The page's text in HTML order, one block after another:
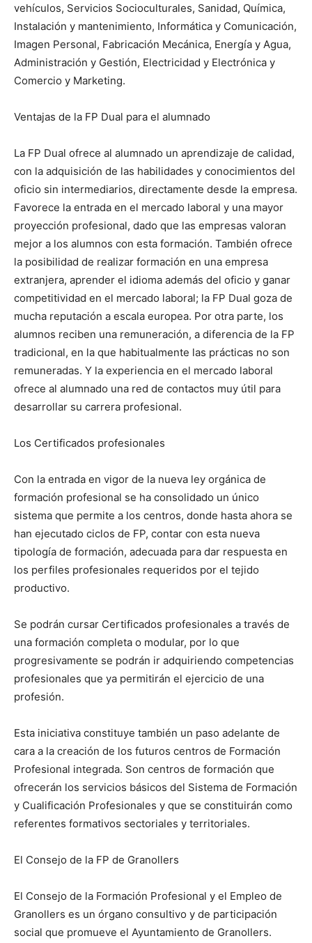
vehículos, Servicios Socioculturales, Sanidad, Química,
Instalación y mantenimiento, Informática y Comunicación,
Imagen Personal, Fabricación Mecánica, Energía y Agua,
Administración y Gestión, Electricidad y Electrónica y
Comercio y Marketing.
Ventajas de la FP Dual para el alumnado
La FP Dual ofrece al alumnado un aprendizaje de calidad,
con la adquisición de las habilidades y conocimientos del
oficio sin intermediarios, directamente desde la empresa.
Favorece la entrada en el mercado laboral y una mayor
proyección profesional, dado que las empresas valoran
mejor a los alumnos con esta formación. También ofrece
la posibilidad de realizar formación en una empresa
extranjera, aprender el idioma además del oficio y ganar
competitividad en el mercado laboral; la FP Dual goza de
mucha reputación a escala europea. Por otra parte, los
alumnos reciben una remuneración, a diferencia de la FP
tradicional, en la que habitualmente las prácticas no son
remuneradas. Y la experiencia en el mercado laboral
ofrece al alumnado una red de contactos muy útil para
desarrollar su carrera profesional.
Los Certificados profesionales
Con la entrada en vigor de la nueva ley orgánica de
formación profesional se ha consolidado un único
sistema que permite a los centros, donde hasta ahora se
han ejecutado ciclos de FP, contar con esta nueva
tipología de formación, adecuada para dar respuesta en
los perfiles profesionales requeridos por el tejido
productivo.
Se podrán cursar Certificados profesionales a través de
una formación completa o modular, por lo que
progresivamente se podrán ir adquiriendo competencias
profesionales que ya permitirán el ejercicio de una
profesión.
Esta iniciativa constituye también un paso adelante de
cara a la creación de los futuros centros de Formación
Profesional integrada. Son centros de formación que
ofrecerán los servicios básicos del Sistema de Formación
y Cualificación Profesionales y que se constituirán como
referentes formativos sectoriales y territoriales.
El Consejo de la FP de Granollers
El Consejo de la Formación Profesional y el Empleo de
Granollers es un órgano consultivo y de participación
social que promueve el Ayuntamiento de Granollers.